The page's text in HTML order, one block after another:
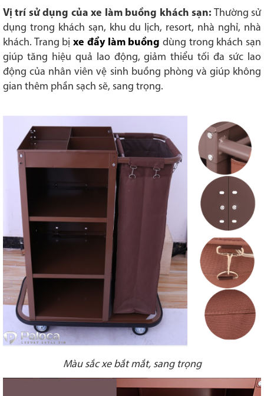
Vị trí sử dụng của xe làm buồng khách sạn: Thường sử
dụng trong khách sạn, khu du lịch, resort, nhà nghỉ, nhà
khách. Trang bịxe đẩy làm buồng dùng trong khách sạn
giúp tăng hiệu quả lao động, giảm thiểu tối đa sức lao
động của nhân viên vệ sinh buồng phòng và giúp không
gian thêm phần sạch sẽ, sang trọng.
Màu sắc xe bắt mắt, sang trọng